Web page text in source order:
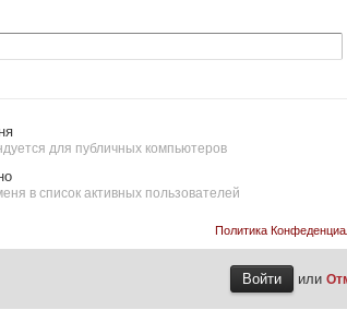
для публичных компьютеров
в список активных пользователей
Политика
или